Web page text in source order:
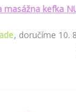
masážna kefka
doručíme 10. 8